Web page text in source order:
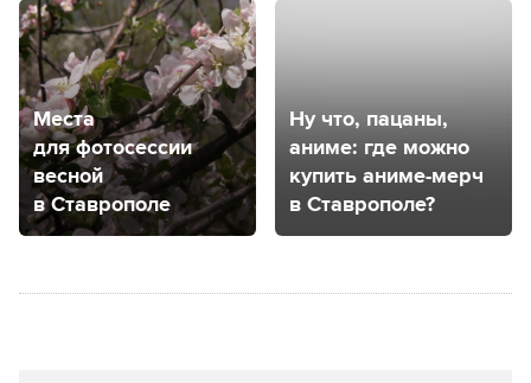
Места
для фотосессии
весной
в Ставрополе
Ну что, пацаны,
аниме: где можно
купить аниме-мерч
в Ставрополе?